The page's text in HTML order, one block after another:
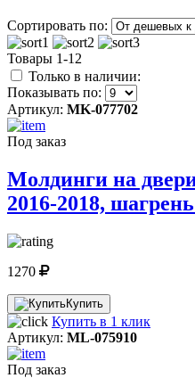
Сортировать по:
Товары 1-12
Только в наличии:
Показывать по:
Артикул: MK-077702
Под заказ
Молдинги на
2016-2018,
1270
Купить
Купить в 1 клик
Артикул: ML-075910
Под заказ